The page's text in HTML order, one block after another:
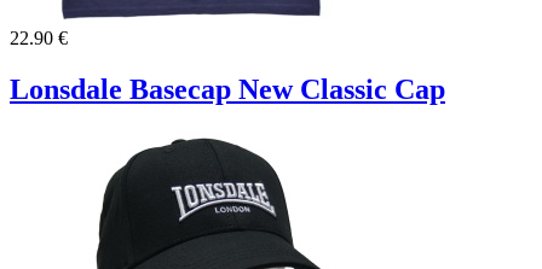
22.90 €
Lonsdale Basecap New Classic Cap